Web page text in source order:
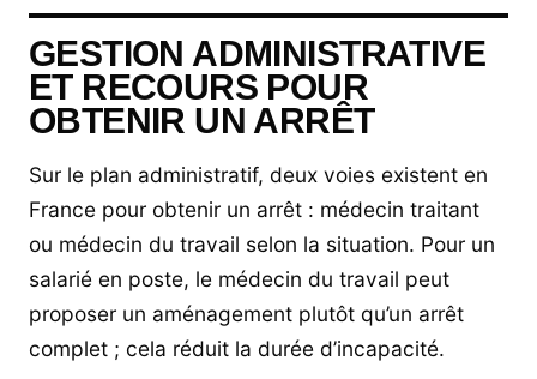
GESTION ADMINISTRATIVE
ET RECOURS POUR
OBTENIR UN ARRÊT
Sur le plan administratif, deux voies existent en
France pour obtenir un arrêt : médecin traitant
ou médecin du travail selon la situation. Pour un
salarié en poste, le médecin du travail peut
proposer un aménagement plutôt qu’un arrêt
complet ; cela réduit la durée d’incapacité.